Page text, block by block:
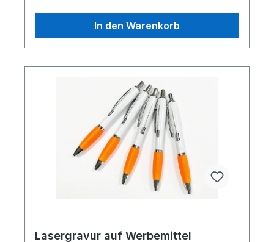
In den Warenkorb
Lasergravur auf Werbemittel